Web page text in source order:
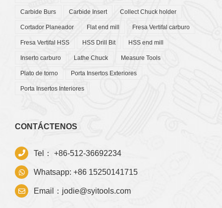
Carbide Burs Carbide Insert Collect Chuck holder
Cortador Planeador Flat end mill Fresa Vertifal carburo
Fresa Vertifal HSS HSS Drill Bit HSS end mill
Inserto carburo Lathe Chuck Measure Tools
Plato de torno Porta Insertos Exteriores
Porta Insertos Interiores
CONTÁCTENOS
Tel： +86-512-36692234
Whatsapp: +86 15250141715
Email：jodie@syitools.com